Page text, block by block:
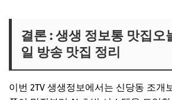
결론 : 생생 정보통 맛집오
일 방송 맛집 정리
이번 2TV 생생정보에서는 신당동 조개